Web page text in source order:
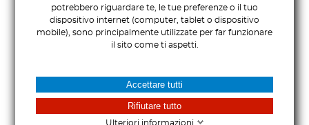
potrebbero riguardare te, le tue preferenze o il tuo
dispositivo internet (computer, tablet o dispositivo
mobile), sono principalmente utilizzate per far funzionare
il sito come ti aspetti.
Ulteriori informazioni
Accettare tutti
Rifiutare tutto